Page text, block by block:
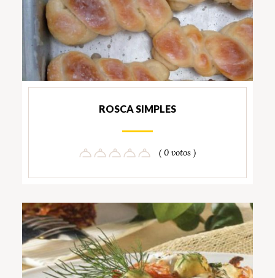
ROSCA SIMPLES
( 0 votos )